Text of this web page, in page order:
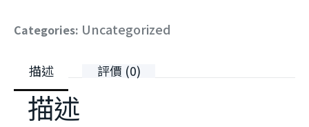
Categories: Uncategorized
描述 評價 (0)
描述